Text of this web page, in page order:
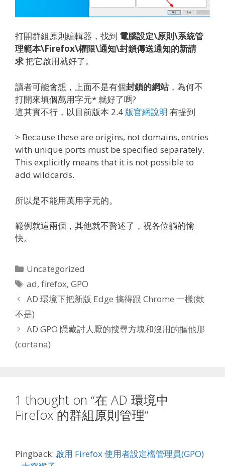
打開群組原則編輯器，找到 電腦設定\原則\系統管
理範本\Firefox\權限\通知\封鎖傳送通知的新請
求把它啟用就好了。
讀者可能會想，上面不是有個封鎖的網站，為何不
打開來填個萬用字元* 就好了嗎?
這其實不行，以目前版本 2.4 版官網說明 有提到
> Because these are origins, not domains, entries
with unique ports must be specified separately.
This explicitly means that it is not possible to
add wildcards.
所以是不能用萬用字元的。
範例就這兩個，其他就不贅述了，祝各位躺的愉
快。
Categories
Uncategorized
Tags
ad,firefox,GPO
AD 環境下把新版 Edge 搞得跟 Chrome 一樣(欸
不是)
AD GPO 隱藏討人厭的搜尋方塊和沒用的摳他那
(cortana)
1 thought on “在 AD 環境中
Firefox 的群組原則管理”
Pingback: 啟用 Firefox 使用者設定檔管理員(GPO)